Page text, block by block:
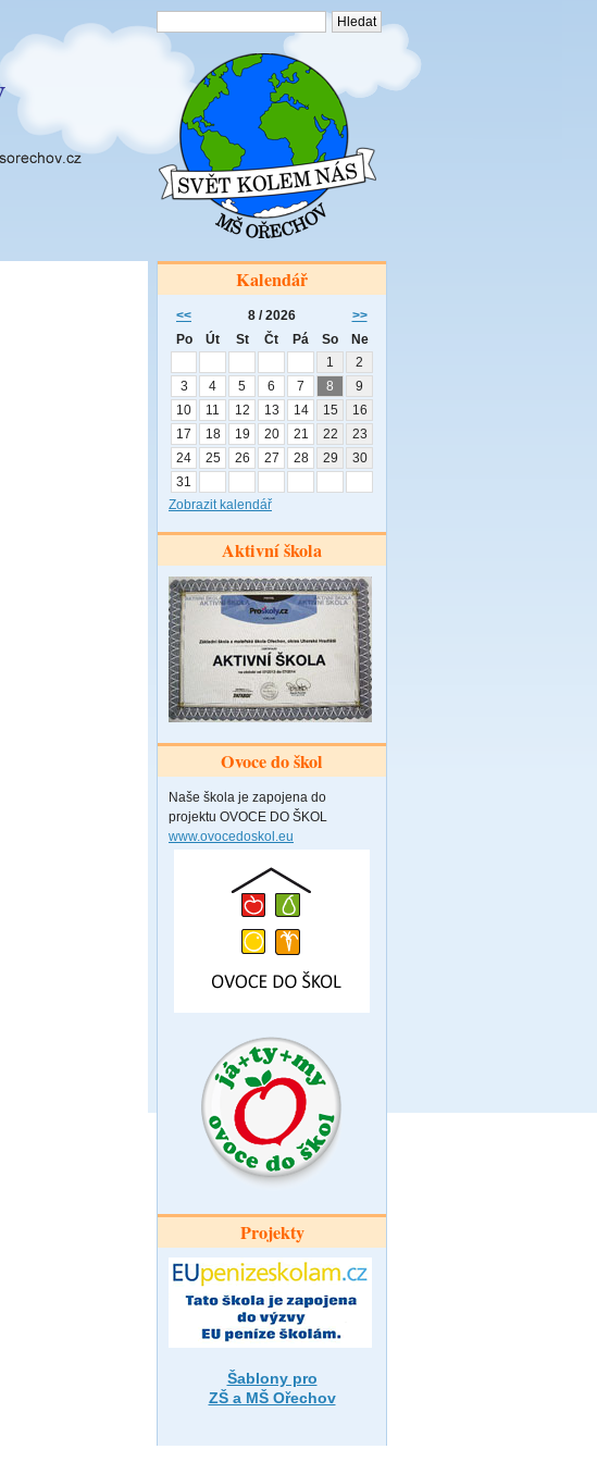
Kalendář
<< 8 / 2026
>>
Po
Út St Čt Pá So
Ne
1
2
3
4 5 6 7 8
9
10
11 12 13 14 15
16
17
18 19 20 21 22
23
24
25 26 27 28 29
30
31
Zobrazit kalendář
Aktivní škola
Ovoce do škol
Naše škola je zapojena do
projektu OVOCE DO ŠKOL
www.ovocedoskol.eu
Projekty
Šablony pro
ZŠ a MŠ Ořechov